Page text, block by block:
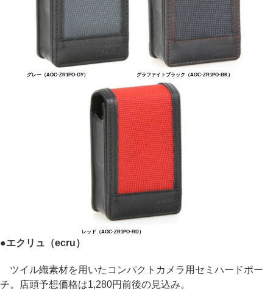
グレー（AOC-ZR1PO-GY） グラファイトブラック（AOC-ZR1PO-BK）
レッド（AOC-ZR1PO-RD）
●エクリュ（ecru）
ツイル織素材を用いたコンパクトカメラ用セミハードポー
チ。店頭予想価格は1,280円前後の見込み。